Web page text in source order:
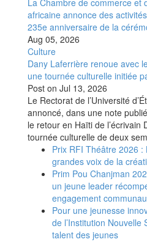
La Chambre de commerce et de
africaine annonce des activités pour
235e anniversaire de la cérémonie
Aug 05, 2026
Culture
Dany Laferrière renoue avec le
une tournée culturelle initiée par
Post on Jul 13, 2026
Le Rectorat de l’Université d’État
annoncé, dans une note publiée le
le retour en Haïti de l’écrivain Dany
tournée culturelle de deux semai
Prix RFI Théâtre 2026 : Haïti
grandes voix de la création
Prim Pou Chanjman 2026 :
un jeune leader récompensé
engagement communautaire
Pour une jeunesse innovante
de l’Institution Nouvelle
talent des jeunes